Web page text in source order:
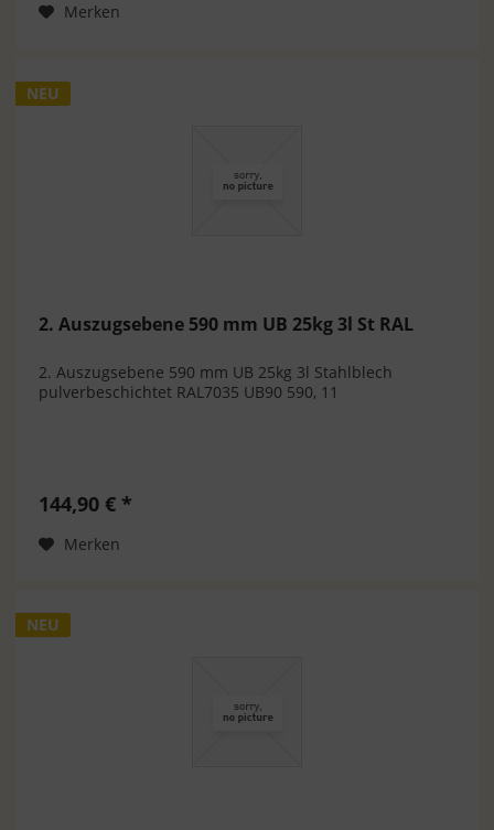
Merken
NEU
2. Auszugsebene 590 mm UB 25kg 3l St RAL
2. Auszugsebene 590 mm UB 25kg 3l Stahlblech
pulverbeschichtet RAL7035 UB90 590, 11
144,90 € *
Merken
NEU